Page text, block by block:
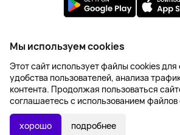
В КОРЗИНУ
2023-2026 © DoBuy. Все права
Правила обработки
Пользовательское
Оферта
Создание сайта – NetLab
Мы используем cookies
Этот сайт использует файлы cookies для
удобства пользователей, анализа
контента. Продолжая пользоваться
соглашаетесь с использованием файлов
хорошо подробнее